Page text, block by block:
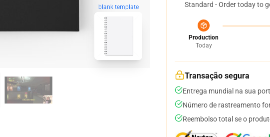
blank template
Standard - Order today to
Production
Today
Transação segura
Entrega mundial na sua
Número de rastreamento
Reembolso total se o